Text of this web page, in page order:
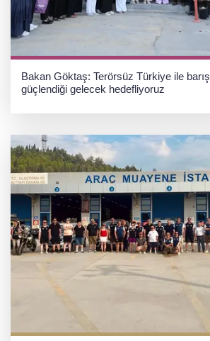
Bakan Göktaş: Terörsüz Türkiye ile
güçlendiği gelecek hedefliyoruz